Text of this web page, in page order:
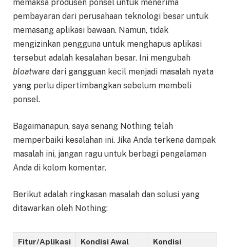
memaksa produsen ponsel untuk menerima
pembayaran dari perusahaan teknologi besar untuk
memasang aplikasi bawaan. Namun, tidak
mengizinkan pengguna untuk menghapus aplikasi
tersebut adalah kesalahan besar. Ini mengubah
bloatware dari gangguan kecil menjadi masalah nyata
yang perlu dipertimbangkan sebelum membeli
ponsel.
Bagaimanapun, saya senang Nothing telah
memperbaiki kesalahan ini. Jika Anda terkena dampak
masalah ini, jangan ragu untuk berbagi pengalaman
Anda di kolom komentar.
Berikut adalah ringkasan masalah dan solusi yang
ditawarkan oleh Nothing:
Fitur/Aplikasi
Kondisi Awal
Kondisi